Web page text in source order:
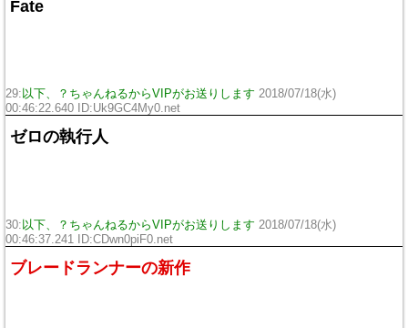
Fate
29: 以下、？ちゃんねるからVIPがお送りします 2018/07/18(水)
00:46:22.640 ID:Uk9GC4My0.net
ゼロの執行人
30: 以下、？ちゃんねるからVIPがお送りします 2018/07/18(水)
00:46:37.241 ID:CDwn0piF0.net
ブレードランナーの新作